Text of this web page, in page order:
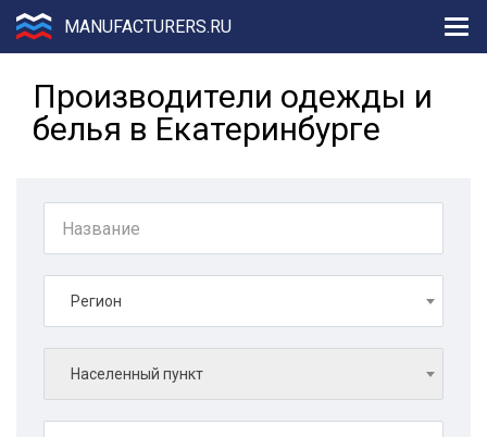
MANUFACTURERS.RU
Производители одежды и
белья в Екатеринбурге
Регион
Населенный пункт